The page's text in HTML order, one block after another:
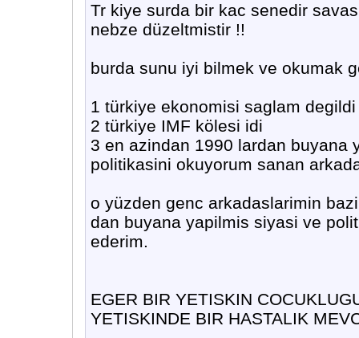
Tr kiye surda bir kac senedir
nebze düzeltmistir !!
burda sunu iyi bilmek ve okumak
1 türkiye ekonomisi saglam degildi
2 türkiye IMF kölesi idi
3 en azindan 1990 lardan buyana
politikasini okuyorum sanan
o yüzden genc arkadaslarimin
dan buyana yapilmis siyasi ve
ederim.
EGER BIR YETISKIN
YETISKINDE BIR HASTALIK